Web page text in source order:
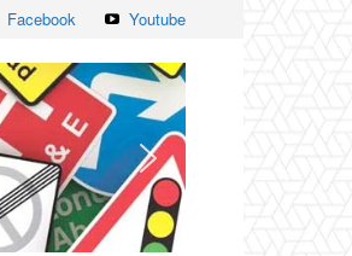
Facebook Youtube